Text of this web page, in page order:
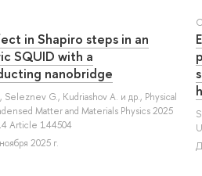
in Shapiro steps in an
SQUID with a
nanobridge
, Seleznev G., Kudriashov A. и др., Physical
Matter and Materials Physics 2025
Article 144504
2025 г.